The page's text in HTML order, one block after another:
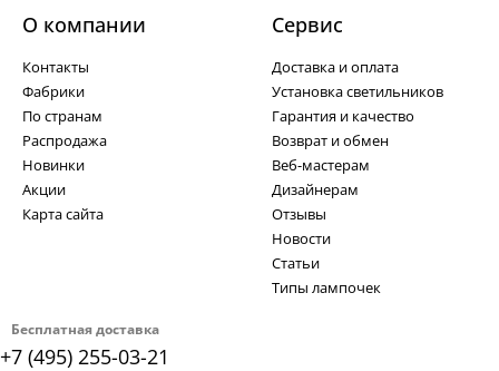
Бесплатная доставка
+7 (495) 255-03-21
О компании
Контакты
Фабрики
По странам
Распродажа
Новинки
Акции
Карта сайта
Cервис
Доставка и оплата
Установка светильников
Гарантия и качество
Возврат и обмен
Веб-мастерам
Дизайнерам
Отзывы
Новости
Статьи
Типы лампочек